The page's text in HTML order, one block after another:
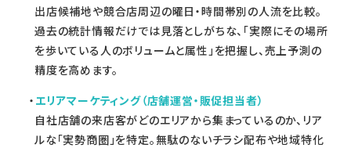
出店候補地や競合店周辺の曜日・時間帯別の人流を比較。
過去の統計情報だけでは見落としがちな、「実際にその場所
を歩いている人のボリュームと属性」を把握し、売上予測の
精度を高めます。
エリアマーケティング（店舗運営・販促担当者）
自社店舗の来店客がどのエリアから集まっているのか、リア
ルな「実勢商圏」を特定。無駄のないチラシ配布や地域特化